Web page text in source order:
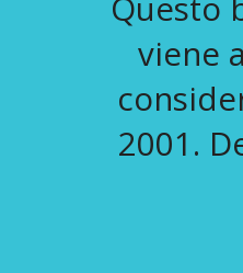
viene
2001.